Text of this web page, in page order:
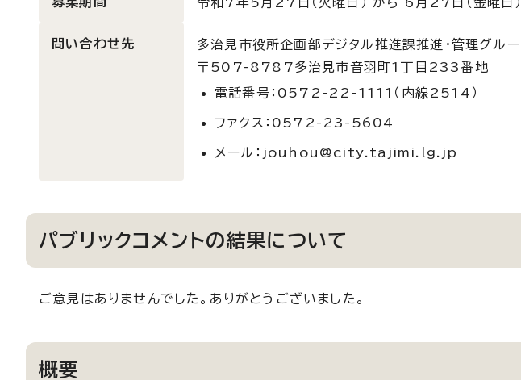
問い合わせ先
多治見市役所企画部デジタル推進課推進・管理グル
〒507-8787多治見市音羽町1丁目233番地
電話番号：0572-22-1111（内線2514）
ファクス：0572-23-5604
メール：jouhou@city.tajimi.lg.jp
パブリックコメントの結果について
ご意見はありませんでした。ありがとうございました。
概要